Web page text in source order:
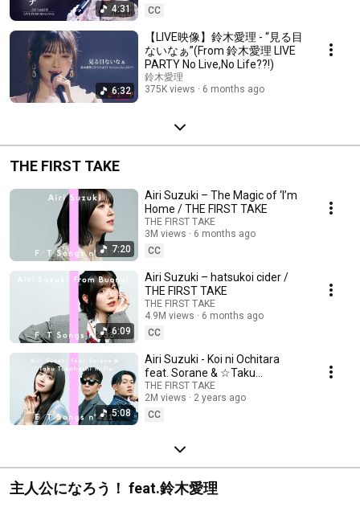
4:31
CC
6:32
【LIVE映像】鈴木愛理 - “見る目
ないなぁ”(From 鈴木愛理 LIVE
PARTY No Live,No Life??!)
鈴木愛理
375K views
6 months ago
THE FIRST TAKE
7:20
Airi Suzuki – The Magic of ‘I’m
Home / THE FIRST TAKE
THE FIRST TAKE
3M views
6 months ago
CC
6:09
Airi Suzuki – hatsukoi cider /
THE FIRST TAKE
THE FIRST TAKE
4.9M views
6 months ago
CC
5:08
Airi Suzuki - Koi ni Ochitara
feat. Sorane & ☆Taku
Takahashi (m-flo) / THE FIRST
TAKE
THE FIRST TAKE
2M views
2 years ago
CC
主人公になろう！ feat.鈴木愛理